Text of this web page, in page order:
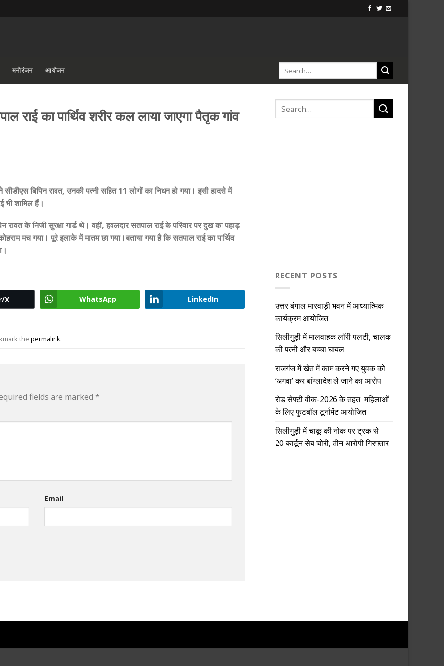
मनोरंजन आयोजन
राई का पार्थिव शरीर कल लाया जाएगा पैतृक गांव
बिपिन रावत, उनकी पत्नी सहित 11 लोगों का निधन हो गया। इसी हादसे में
भी शामिल हैं।
रावत के निजी सुरक्षा गार्ड थे। वहीं, हवलदार सतपाल राई के परिवार पर दुख का पहाड़
मच गया। पूरे इलाके में मातम छा गया।बताया गया है कि सतपाल राई का पार्थिव
X WhatsApp LinkedIn
the permalink.
fields are marked *
Email
RECENT POSTS
उत्तर बंगाल मारवाड़ी भवन में आध्यात्मिक
कार्यक्रम आयोजित
सिलीगुड़ी में मालवाहक लॉरी पलटी, चालक
की पत्नी और बच्चा घायल
राजगंज में खेत में काम करने गए युवक को
‘अगवा’ कर बांग्लादेश ले जाने का आरोप
रोड सेफ्टी वीक-2026 के तहत महिलाओं
के लिए फुटबॉल टूर्नामेंट आयोजित
सिलीगुड़ी में चाकू की नोक पर ट्रक से
20 कार्टून सेब चोरी, तीन आरोपी गिरफ्तार